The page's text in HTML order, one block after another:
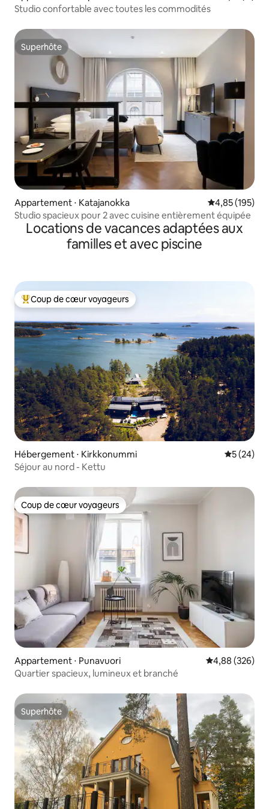
Studio confortable avec toutes les commodités
Superhôte
Superhôte
Appartement ⋅ Katajanokka Évaluation
4,85 (195)
Studio spacieux pour 2 avec cuisine entièrement équipée
Locations de vacances adaptées aux
familles et avec piscine
Coups de cœur voyageurs les plus appréciés
Coup de cœur voyageurs
Hébergement ⋅ Kirkkonummi
5 (24)
Séjour au nord - Kettu
Coup de cœur voyageurs
Coup de cœur voyageurs
Appartement ⋅ Punavuori Évaluation
4,88 (326)
Quartier spacieux, lumineux et branché
Superhôte
Superhôte